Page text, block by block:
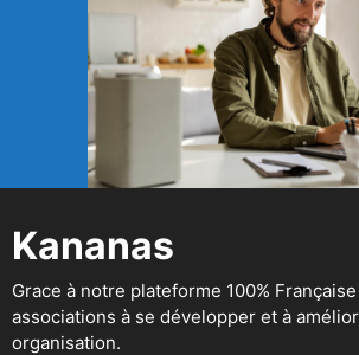
Kananas
Grace à notre plateforme 100%
associations à se développer et à
organisation.